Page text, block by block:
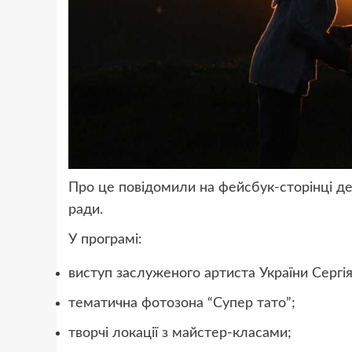
Про це повідомили на фейсбук-сторінці
ради.
У програмі:
виступ заслуженого артиста України
тематична фотозона “Супер тато”;
творчі локації з майстер-класами;